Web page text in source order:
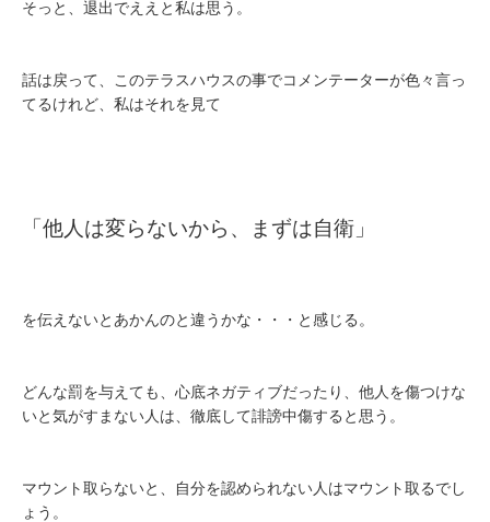
そっと、退出でええと私は思う。
話は戻って、このテラスハウスの事でコメンテーターが色々言っ
てるけれど、私はそれを見て
「他人は変らないから、まずは自衛」
を伝えないとあかんのと違うかな・・・と感じる。
どんな罰を与えても、心底ネガティブだったり、他人を傷つけな
いと気がすまない人は、徹底して誹謗中傷すると思う。
マウント取らないと、自分を認められない人はマウント取るでし
ょう。